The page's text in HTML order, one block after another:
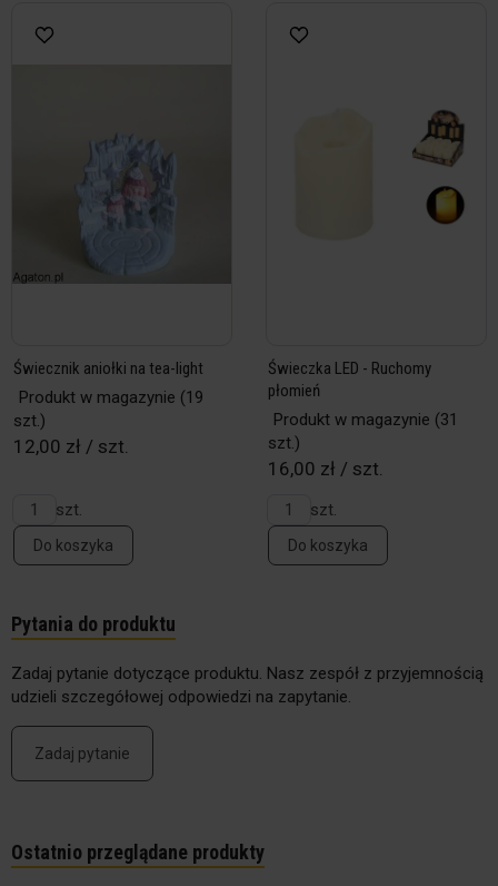
Świecznik aniołki na tea-light
Produkt w magazynie (19
szt.)
12,00 zł / szt.
szt.
Do koszyka
Świeczka LED - Ruchomy
płomień
Produkt w magazynie (31
szt.)
16,00 zł / szt.
szt.
Do koszyka
Pytania do produktu
Zadaj pytanie dotyczące produktu. Nasz zespół z przyjemnością
udzieli szczegółowej odpowiedzi na zapytanie.
Zadaj pytanie
Ostatnio przeglądane produkty